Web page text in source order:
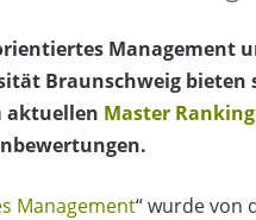
Management
Braunschweig
aktuellen Master Ranking
Management“ wurde von